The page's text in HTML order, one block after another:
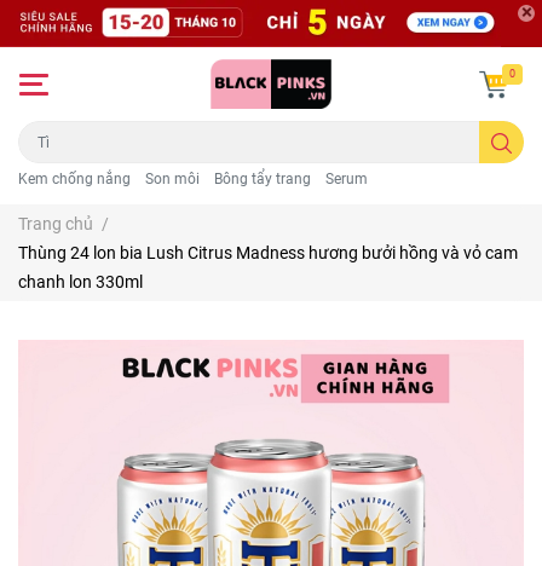
Kem chống nắng Son môi Bông tẩy trang Serum
0
Trang chủ /
Thùng 24 lon bia Lush Citrus Madness hương bưởi hồng và vỏ cam
chanh lon 330ml